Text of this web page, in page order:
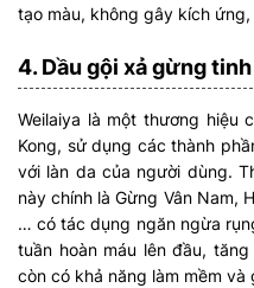
tạo màu, không gây kích
4. Dầu gội xả gừng
Weilaiya là một thương hiệu
Kong, sử dụng các thành
với làn da của người dùng.
này chính là Gừng Vân Nam,
… có tác dụng ngăn ngừa
tuần hoàn máu lên đầu,
còn có khả năng làm mềm và